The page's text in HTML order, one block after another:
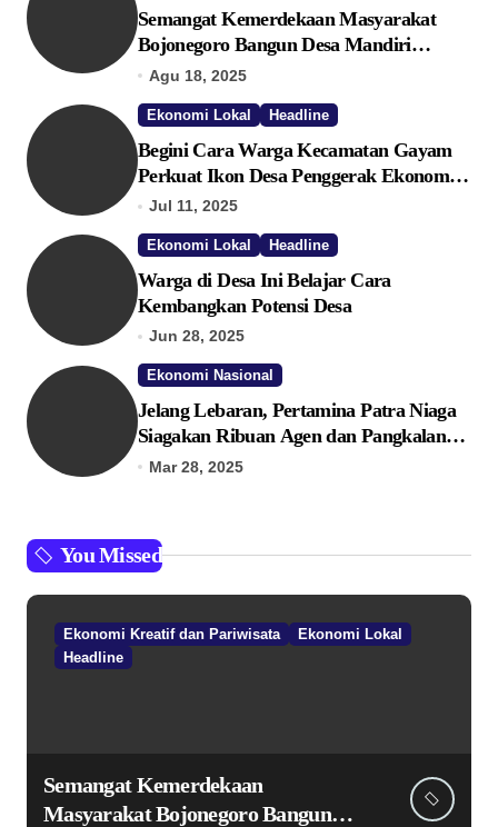
Semangat Kemerdekaan Masyarakat
Bojonegoro Bangun Desa Mandiri
Ekonomi
Agu 18, 2025
Ekonomi Lokal Headline
Begini Cara Warga Kecamatan Gayam
Perkuat Ikon Desa Penggerak Ekonomi
Lokal Melalui TPID
Jul 11, 2025
Ekonomi Lokal Headline
Warga di Desa Ini Belajar Cara
Kembangkan Potensi Desa
Jun 28, 2025
Ekonomi Nasional
Jelang Lebaran, Pertamina Patra Niaga
Siagakan Ribuan Agen dan Pangkalan
LPG 3 Kg
Mar 28, 2025
You Missed
Ekonomi Kreatif dan Pariwisata
Ekonomi Lokal
Headline
Semangat Kemerdekaan
Masyarakat Bojonegoro Bangun